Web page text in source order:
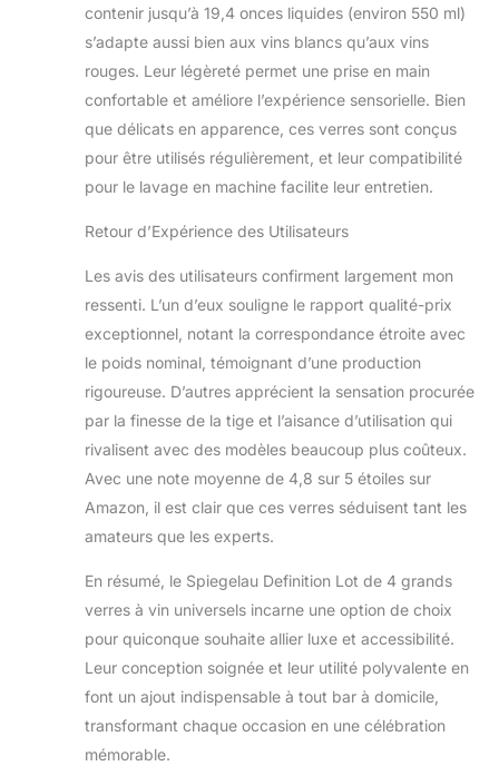
contenir jusqu’à 19,4 onces liquides (environ 550 ml)
s’adapte aussi bien aux vins blancs qu’aux vins
rouges. Leur légèreté permet une prise en main
confortable et améliore l’expérience sensorielle. Bien
que délicats en apparence, ces verres sont conçus
pour être utilisés régulièrement, et leur compatibilité
pour le lavage en machine facilite leur entretien.
Retour d’Expérience des Utilisateurs
Les avis des utilisateurs confirment largement mon
ressenti. L’un d’eux souligne le rapport qualité-prix
exceptionnel, notant la correspondance étroite avec
le poids nominal, témoignant d’une production
rigoureuse. D’autres apprécient la sensation procurée
par la finesse de la tige et l’aisance d’utilisation qui
rivalisent avec des modèles beaucoup plus coûteux.
Avec une note moyenne de 4,8 sur 5 étoiles sur
Amazon, il est clair que ces verres séduisent tant les
amateurs que les experts.
En résumé, le Spiegelau Definition Lot de 4 grands
verres à vin universels incarne une option de choix
pour quiconque souhaite allier luxe et accessibilité.
Leur conception soignée et leur utilité polyvalente en
font un ajout indispensable à tout bar à domicile,
transformant chaque occasion en une célébration
mémorable.